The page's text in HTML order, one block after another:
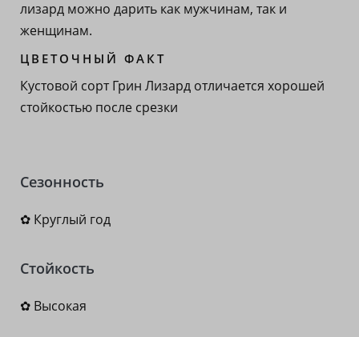
лизард можно дарить как мужчинам, так и
женщинам.
ЦВЕТОЧНЫЙ ФАКТ
Кустовой сорт Грин Лизард отличается хорошей
стойкостью после срезки
Сезонность
✿ Круглый год
Стойкость
✿ Высокая